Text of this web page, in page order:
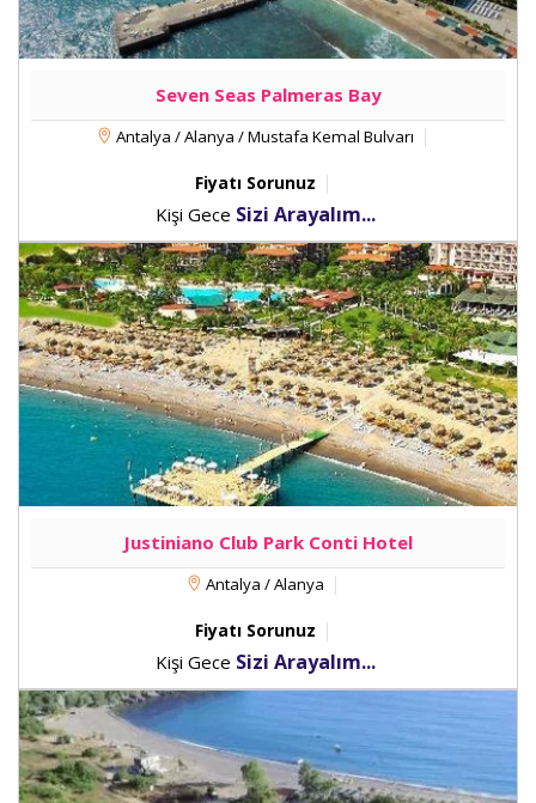
Seven Seas Palmeras Bay
Antalya / Alanya / Mustafa Kemal Bulvarı
Fiyatı Sorunuz
Kişi Gece Sizi Arayalım...
Justiniano Club Park Conti Hotel
Antalya / Alanya
Fiyatı Sorunuz
Kişi Gece Sizi Arayalım...